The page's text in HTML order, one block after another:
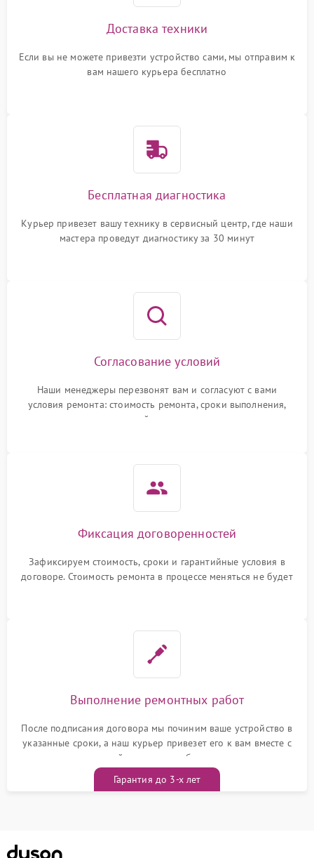
Доставка техники
Если вы не можете привезти устройство сами, мы отправим к
вам нашего курьера бесплатно
Бесплатная диагностика
Курьер привезет вашу технику в сервисный центр, где наши
мастера проведут диагностику за 30 минут
Согласование условий
Наши менеджеры перезвонят вам и согласуют с вами
условия ремонта: стоимость ремонта, сроки выполнения,
гарантийные условия
Фиксация договоренностей
Зафиксируем стоимость, сроки и гарантийные условия в
договоре. Стоимость ремонта в процессе меняться не будет
Выполнение ремонтных работ
После подписания договора мы починим ваше устройство в
указанные сроки, а наш курьер привезет его к вам вместе с
гарантийным талоном бесплатно
Гарантия до 3-х лет